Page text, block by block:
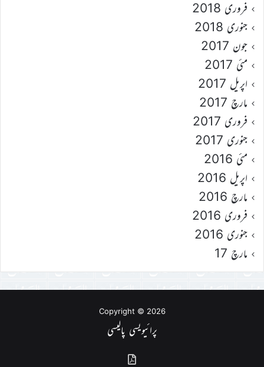
فروری 2018
جنوری 2018
جون 2017
مئی 2017
اپریل 2017
مارچ 2017
فروری 2017
جنوری 2017
مئی 2016
اپریل 2016
مارچ 2016
فروری 2016
جنوری 2016
مارچ 17
Copyright © 2026
پرائیویسی پالیسی
گذشتہ